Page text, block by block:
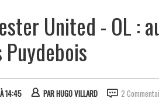
United - OL :
Puydebois
14:45 PARHUGO VILLARD 2